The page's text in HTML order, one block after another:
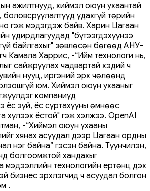
ажилтнууд, хиймэл оюун ухаантай
удахгүй төрийн
гэж мэдэгдэж байв. Харин Цагаан
удирдлагуудад "бүтээгдэхүүнээ
байлгахыг" зөвлөсөн бөгөөд АНУ-
Камала Харрис, -“Ийм технологи нь,
сайжруулах чадвартай хэдий ч
нууц, иргэний эрх чөлөөнд
юм. Хиймэл оюун ухааныг
компаниуд
ёс зүй, ёс суртахууны өмнөөс
хүлээх ёстой" гэж хэлжээ. OpenAI
-“Хиймэл оюун ухааны
хянах асуудал дээр Цагаан ордны
нэг байна” гэсэн байна. Түүнчилэн,
болгоомжтой хандахыг
мэдээллийн технологийн ертөнц дэх
бизнес эрхлэгчид ч асуудал болгон
.